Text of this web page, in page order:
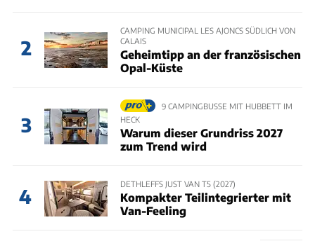
2
CAMPING MUNICIPAL LES AJONCS SÜDLICH VON
CALAIS
Geheimtipp an der französischen
Opal-Küste
3
9 CAMPINGBUSSE MIT HUBBETT IM
HECK
Warum dieser Grundriss 2027
zum Trend wird
4
DETHLEFFS JUST VAN T5 (2027)
Kompakter Teilintegrierter mit
Van-Feeling